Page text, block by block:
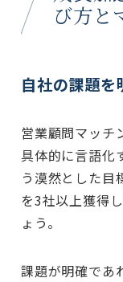
び方と
自社の課題を
営業顧問マッチ
具体的に言語化
う漠然とした目
を3社以上獲得
ょう。
課題が明確であ